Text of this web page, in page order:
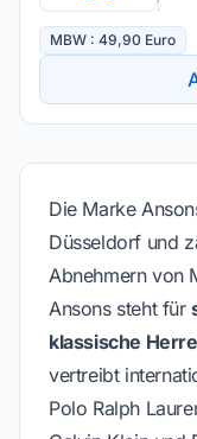
MBW : 49,90 Euro
Die Marke
Düsseldorf und
Abnehmern von
Ansons steht für
klassische
vertreibt
Polo Ralph